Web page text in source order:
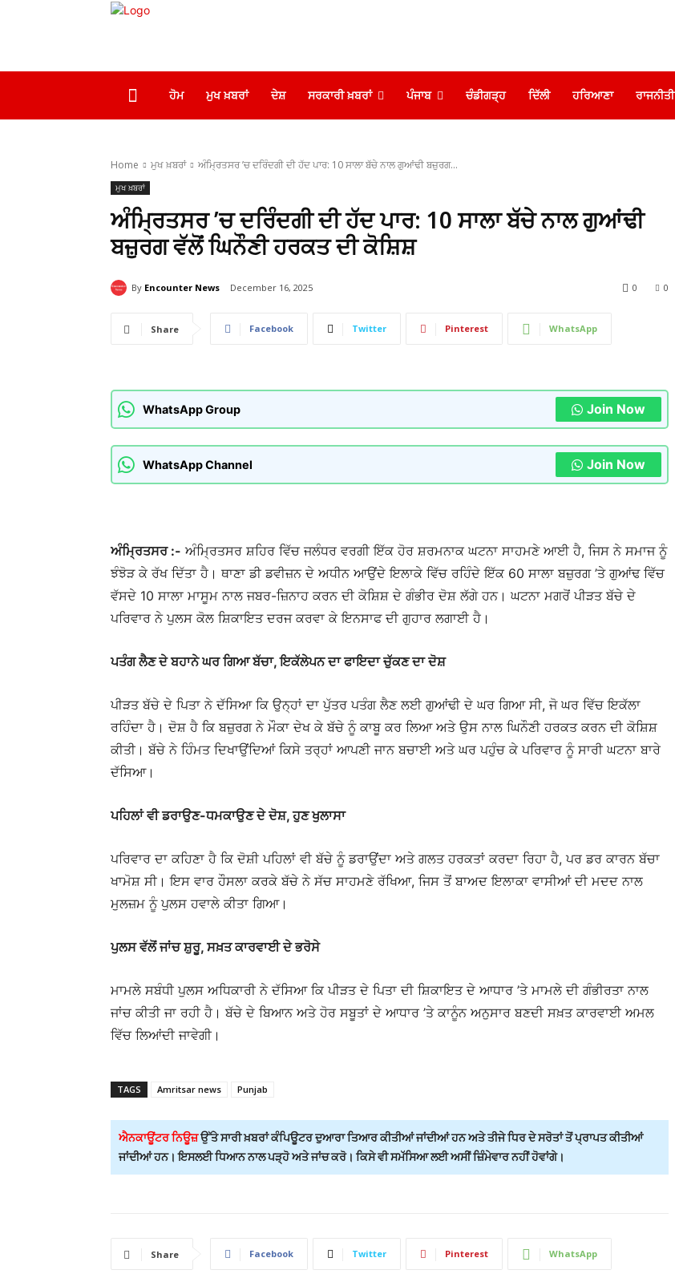
ਹੋਮ ਮੁਖ ਖ਼ਬਰਾਂ ਦੇਸ਼ ਸਰਕਾਰੀ ਖ਼ਬਰਾਂ ਪੰਜਾਬ ਚੰਡੀਗੜ੍ਹ ਦਿੱਲੀ ਹਰਿਆਣਾ ਰਾਜਨੀਤੀ
Home ਮੁਖ ਖ਼ਬਰਾਂ ਅੰਮ੍ਰਿਤਸਰ ’ਚ ਦਰਿੰਦਗੀ ਦੀ ਹੱਦ ਪਾਰ: 10 ਸਾਲਾ ਬੱਚੇ ਨਾਲ ਗੁਆਂਢੀ ਬਜ਼ੁਰਗ...
ਮੁਖ ਖ਼ਬਰਾਂ
ਅੰਮ੍ਰਿਤਸਰ ’ਚ ਦਰਿੰਦਗੀ ਦੀ ਹੱਦ ਪਾਰ: 10 ਸਾਲਾ ਬੱਚੇ ਨਾਲ ਗੁਆਂਢੀ
ਬਜ਼ੁਰਗ ਵੱਲੋਂ ਘਿਨੌਣੀ ਹਰਕਤ ਦੀ ਕੋਸ਼ਿਸ਼
By Encounter News December 16, 2025 0
0
Share Facebook Twitter Pinterest WhatsApp
WhatsApp Group Join Now
WhatsApp Channel Join Now
ਅੰਮ੍ਰਿਤਸਰ :- ਅੰਮ੍ਰਿਤਸਰ ਸ਼ਹਿਰ ਵਿੱਚ ਜਲੰਧਰ ਵਰਗੀ ਇੱਕ ਹੋਰ ਸ਼ਰਮਨਾਕ ਘਟਨਾ ਸਾਹਮਣੇ ਆਈ ਹੈ, ਜਿਸ ਨੇ ਸਮਾਜ ਨੂੰ
ਝੰਝੋੜ ਕੇ ਰੱਖ ਦਿੱਤਾ ਹੈ। ਥਾਣਾ ਡੀ ਡਵੀਜ਼ਨ ਦੇ ਅਧੀਨ ਆਉਂਦੇ ਇਲਾਕੇ ਵਿੱਚ ਰਹਿੰਦੇ ਇੱਕ 60 ਸਾਲਾ ਬਜ਼ੁਰਗ ’ਤੇ ਗੁਆਂਢ ਵਿੱਚ
ਵੱਸਦੇ 10 ਸਾਲਾ ਮਾਸੂਮ ਨਾਲ ਜਬਰ-ਜ਼ਿਨਾਹ ਕਰਨ ਦੀ ਕੋਸ਼ਿਸ਼ ਦੇ ਗੰਭੀਰ ਦੋਸ਼ ਲੱਗੇ ਹਨ। ਘਟਨਾ ਮਗਰੋਂ ਪੀੜਤ ਬੱਚੇ ਦੇ
ਪਰਿਵਾਰ ਨੇ ਪੁਲਸ ਕੋਲ ਸ਼ਿਕਾਇਤ ਦਰਜ ਕਰਵਾ ਕੇ ਇਨਸਾਫ ਦੀ ਗੁਹਾਰ ਲਗਾਈ ਹੈ।
ਪਤੰਗ ਲੈਣ ਦੇ ਬਹਾਨੇ ਘਰ ਗਿਆ ਬੱਚਾ, ਇਕੱਲੇਪਨ ਦਾ ਫਾਇਦਾ ਚੁੱਕਣ ਦਾ ਦੋਸ਼
ਪੀੜਤ ਬੱਚੇ ਦੇ ਪਿਤਾ ਨੇ ਦੱਸਿਆ ਕਿ ਉਨ੍ਹਾਂ ਦਾ ਪੁੱਤਰ ਪਤੰਗ ਲੈਣ ਲਈ ਗੁਆਂਢੀ ਦੇ ਘਰ ਗਿਆ ਸੀ, ਜੋ ਘਰ ਵਿੱਚ ਇਕੱਲਾ
ਰਹਿੰਦਾ ਹੈ। ਦੋਸ਼ ਹੈ ਕਿ ਬਜ਼ੁਰਗ ਨੇ ਮੌਕਾ ਦੇਖ ਕੇ ਬੱਚੇ ਨੂੰ ਕਾਬੂ ਕਰ ਲਿਆ ਅਤੇ ਉਸ ਨਾਲ ਘਿਨੌਣੀ ਹਰਕਤ ਕਰਨ ਦੀ ਕੋਸ਼ਿਸ਼
ਕੀਤੀ। ਬੱਚੇ ਨੇ ਹਿੰਮਤ ਦਿਖਾਉਂਦਿਆਂ ਕਿਸੇ ਤਰ੍ਹਾਂ ਆਪਣੀ ਜਾਨ ਬਚਾਈ ਅਤੇ ਘਰ ਪਹੁੰਚ ਕੇ ਪਰਿਵਾਰ ਨੂੰ ਸਾਰੀ ਘਟਨਾ ਬਾਰੇ
ਦੱਸਿਆ।
ਪਹਿਲਾਂ ਵੀ ਡਰਾਉਣ-ਧਮਕਾਉਣ ਦੇ ਦੋਸ਼, ਹੁਣ ਖੁਲਾਸਾ
ਪਰਿਵਾਰ ਦਾ ਕਹਿਣਾ ਹੈ ਕਿ ਦੋਸ਼ੀ ਪਹਿਲਾਂ ਵੀ ਬੱਚੇ ਨੂੰ ਡਰਾਉਂਦਾ ਅਤੇ ਗਲਤ ਹਰਕਤਾਂ ਕਰਦਾ ਰਿਹਾ ਹੈ, ਪਰ ਡਰ ਕਾਰਨ ਬੱਚਾ
ਖਾਮੋਸ਼ ਸੀ। ਇਸ ਵਾਰ ਹੌਸਲਾ ਕਰਕੇ ਬੱਚੇ ਨੇ ਸੱਚ ਸਾਹਮਣੇ ਰੱਖਿਆ, ਜਿਸ ਤੋਂ ਬਾਅਦ ਇਲਾਕਾ ਵਾਸੀਆਂ ਦੀ ਮਦਦ ਨਾਲ
ਮੁਲਜ਼ਮ ਨੂੰ ਪੁਲਸ ਹਵਾਲੇ ਕੀਤਾ ਗਿਆ।
ਪੁਲਸ ਵੱਲੋਂ ਜਾਂਚ ਸ਼ੁਰੂ, ਸਖ਼ਤ ਕਾਰਵਾਈ ਦੇ ਭਰੋਸੇ
ਮਾਮਲੇ ਸਬੰਧੀ ਪੁਲਸ ਅਧਿਕਾਰੀ ਨੇ ਦੱਸਿਆ ਕਿ ਪੀੜਤ ਦੇ ਪਿਤਾ ਦੀ ਸ਼ਿਕਾਇਤ ਦੇ ਆਧਾਰ ’ਤੇ ਮਾਮਲੇ ਦੀ ਗੰਭੀਰਤਾ ਨਾਲ
ਜਾਂਚ ਕੀਤੀ ਜਾ ਰਹੀ ਹੈ। ਬੱਚੇ ਦੇ ਬਿਆਨ ਅਤੇ ਹੋਰ ਸਬੂਤਾਂ ਦੇ ਆਧਾਰ ’ਤੇ ਕਾਨੂੰਨ ਅਨੁਸਾਰ ਬਣਦੀ ਸਖ਼ਤ ਕਾਰਵਾਈ ਅਮਲ
ਵਿੱਚ ਲਿਆਂਦੀ ਜਾਵੇਗੀ।
TAGS Amritsar news Punjab
ਐਨਕਾਊਂਟਰ ਨਿਊਜ਼ਉੱਤੇ ਸਾਰੀ ਖ਼ਬਰਾਂ ਕੰਪਿਊਟਰ ਦੁਆਰਾ ਤਿਆਰ ਕੀਤੀਆਂ ਜਾਂਦੀਆਂ ਹਨ ਅਤੇ ਤੀਜੇ ਧਿਰ ਦੇ ਸਰੋਤਾਂ ਤੋਂ ਪ੍ਰਾਪਤ ਕੀਤੀਆਂ
ਜਾਂਦੀਆਂ ਹਨ। ਇਸਲਈ ਧਿਆਨ ਨਾਲ ਪੜ੍ਹੋ ਅਤੇ ਜਾਂਚ ਕਰੋ। ਕਿਸੇ ਵੀ ਸਮੱਸਿਆ ਲਈ ਅਸੀਂ ਜ਼ਿੰਮੇਵਾਰ ਨਹੀਂ ਹੋਵਾਂਗੇ।
Share Facebook Twitter Pinterest WhatsApp